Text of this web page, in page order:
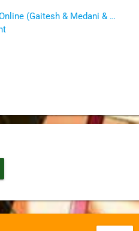
AniDub Online (Gaitesh & Medani & Meskon & Бурбон)